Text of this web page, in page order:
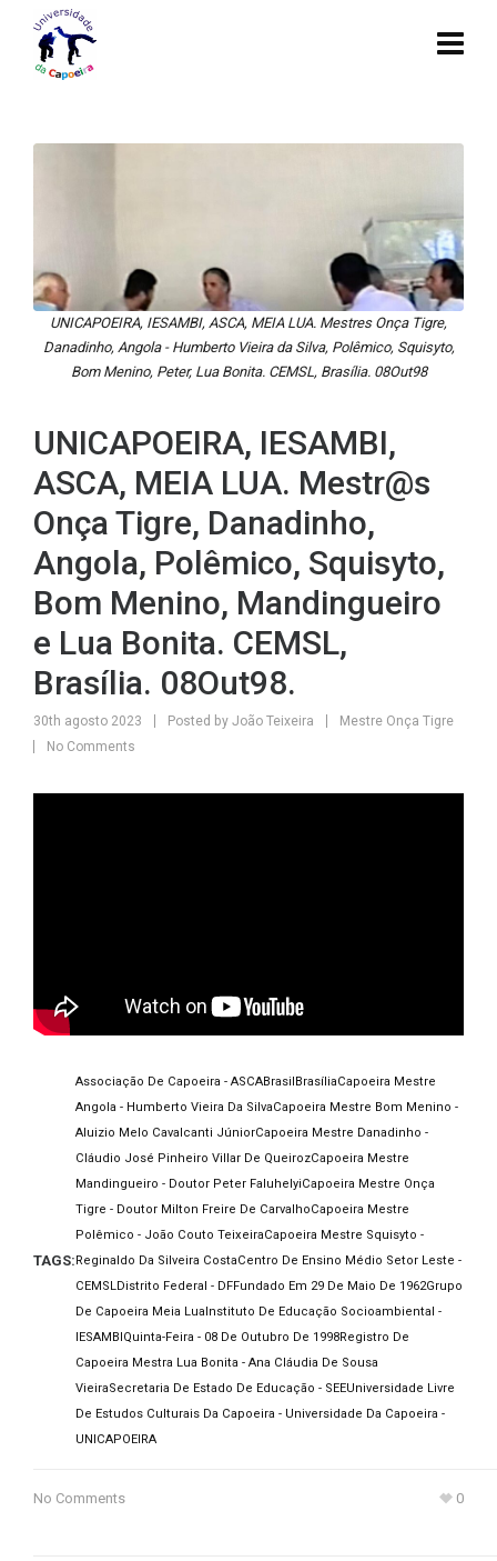
UNICAPOEIRA, IESAMBI, ASCA, MEIA LUA. Mestres Onça Tigre,
Danadinho, Angola - Humberto Vieira da Silva, Polêmico, Squisyto,
Bom Menino, Peter, Lua Bonita. CEMSL, Brasília. 08Out98
UNICAPOEIRA, IESAMBI,
ASCA, MEIA LUA. Mestr@s
Onça Tigre, Danadinho,
Angola, Polêmico, Squisyto,
Bom Menino, Mandingueiro
e Lua Bonita. CEMSL,
Brasília. 08Out98.
30th agosto 2023 Posted by João Teixeira
Mestre Onça Tigre
No Comments
TAGS:
Associação De Capoeira - ASCABrasil BrasíliaCapoeira Mestre
Angola - Humberto Vieira Da SilvaCapoeira Mestre Bom Menino -
Aluizio Melo Cavalcanti JúniorCapoeira Mestre Danadinho -
Cláudio José Pinheiro Villar De QueirozCapoeira Mestre
Mandingueiro - Doutor Peter FaluhelyiCapoeira Mestre Onça
Tigre - Doutor Milton Freire De CarvalhoCapoeira Mestre
Polêmico - João Couto TeixeiraCapoeira Mestre Squisyto -
Reginaldo Da Silveira CostaCentro De Ensino Médio Setor Leste -
CEMSLDistrito Federal - DFFundado Em 29 De Maio De 1962Grupo
De Capoeira Meia Lua Instituto De Educação Socioambiental -
IESAMBI Quinta-Feira - 08 De Outubro De 1998Registro De
Capoeira Mestra Lua Bonita - Ana Cláudia De Sousa
VieiraSecretaria De Estado De Educação - SEEUniversidade Livre
De Estudos Culturais Da Capoeira - Universidade Da Capoeira -
UNICAPOEIRA
No Comments 0